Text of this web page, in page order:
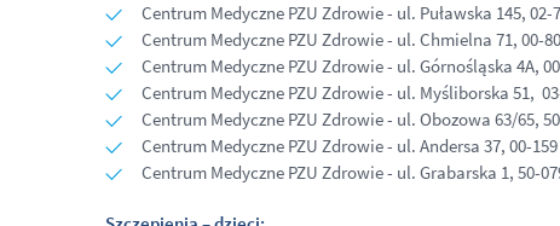
Centrum Medyczne PZU Zdrowie - ul. Puławska 145, 02-
Centrum Medyczne PZU Zdrowie - ul. Chmielna 71, 00-
Centrum Medyczne PZU Zdrowie - ul. Górnośląska 4A,
Centrum Medyczne PZU Zdrowie - ul. Myśliborska 51,
Centrum Medyczne PZU Zdrowie - ul. Obozowa 63/65,
Centrum Medyczne PZU Zdrowie - ul. Andersa 37, 00-
Centrum Medyczne PZU Zdrowie - ul. Grabarska 1, 50-